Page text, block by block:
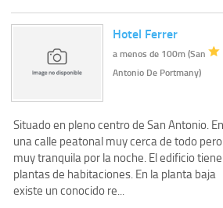
Hotel Ferrer
a menos de 100m (San
Antonio De Portmany)
Situado en pleno centro de San Antonio. En
una calle peatonal muy cerca de todo pero
muy tranquila por la noche. El edificio
plantas de habitaciones. En la planta baja
existe un conocido re...